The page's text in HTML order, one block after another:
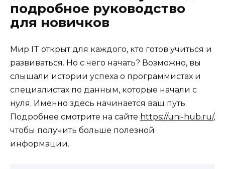
подробное руководство
для новичков
Мир IT открыт для каждого, кто готов учиться и
развиваться. Но с чего начать? Возможно, вы
слышали истории успеха о программистах и
специалистах по данным, которые начали с
нуля. Именно здесь начинается ваш путь.
Подробнее смотрите на сайте https://uni-hub.ru/,
чтобы получить больше полезной
информации.